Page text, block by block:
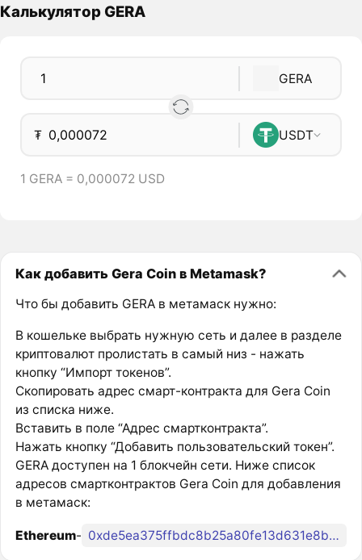
Калькулятор GERA
GERA
₮ USDT
1 GERA = 0,000072 USD
Как добавить Gera Coin в Metamask?
Что бы добавить GERA в метамаск нужно:
В кошельке выбрать нужную сеть и далее в разделе
криптовалют пролистать в самый низ - нажать
кнопку “Импорт токенов”.
Скопировать адрес смарт-контракта для Gera Coin
из списка ниже.
Вставить в поле “Адрес смартконтракта”.
Нажать кнопку “Добавить пользовательский токен”.
GERA доступен на 1 блокчейн сети. Ниже список
адресов смартконтрактов Gera Coin для добавления
в метамаск:
Ethereum- 0xde5ea375ffbdc8b25a80fe13d631e8ba0ab4bb02